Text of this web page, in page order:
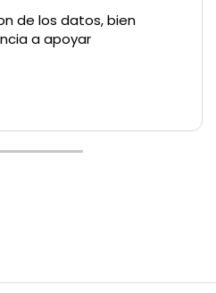
de los datos, bien
a apoyar